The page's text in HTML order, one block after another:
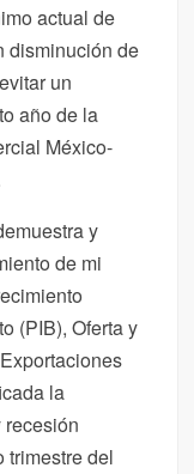
actual de
disminución de
un
año de la
México-
y
de mi
(PIB), Oferta y
la
trimestre del